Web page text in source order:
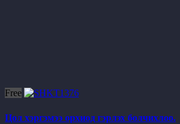
Free
Цол хэргэмээ орхиод гэрлэх болчихлоо.